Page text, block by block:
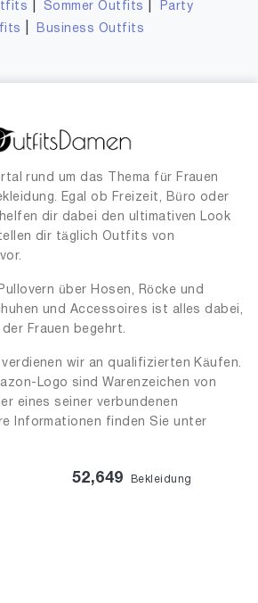
Sommer Outfits
Party
Business Outfits
rund um das Thema für Frauen
Egal ob Freizeit, Büro oder
dir dabei den ultimativen Look
dir täglich Outfits von
über Hosen, Röcke und
und Accessoires ist alles dabei,
Frauen begehrt.
wir an qualifizierten Käufen.
Logo sind Warenzeichen von
eines seiner verbundenen
Informationen finden Sie unter
52,649 Bekleidung